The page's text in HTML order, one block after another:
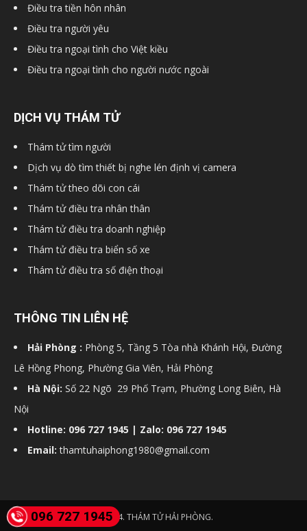
Điều tra tiền hôn nhân
Điều tra người yêu
Điều tra ngoại tình cho Việt kiều
Điều tra ngoại tình cho người nước ngoài
DỊCH VỤ THÁM TỬ
Thám tử tìm người
Dịch vụ dò tìm thiết bị nghe lén định vị camera
Thám tử theo dõi con cái
Thám tử điều tra nhân thân
Thám tử điều tra doanh nghiệp
Thám tử điều tra biển số xe
Thám tử điều tra số điện thoại
THÔNG TIN LIÊN HỆ
Hải Phòng : Phòng 5, Tầng 5 Tòa nhà Khánh Hội, Đường
Lê Hồng Phong, Phường Gia Viên, Hải Phòng
Hà Nội: Số 22 Ngõ 29 Phố Trạm, Phường Long Biên, Hà
Nội
Hotline: 096 727 1945 | Zalo: 096 727 1945
Email: thamtuhaiphong1980@gmail.com
© 2024. THÁM TỬ HẢI PHÒNG.
096 727 1945